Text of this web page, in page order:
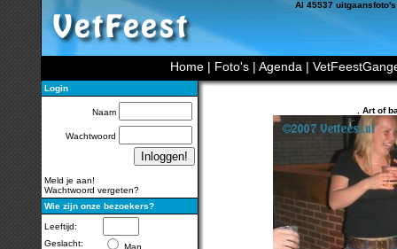
Al 45537
Home | Foto's | Agenda |
Login
Naam
Wachtwoord
Meld je aan!
Wachtwoord vergeten?
Wie zijn onze bezoekers?
Leeftijd:
Geslacht:
Man
Art of